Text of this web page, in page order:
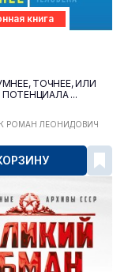
книга
ТОЧНЕЕ, ИЛИ
...
РОМАН ЛЕОНИДОВИЧ